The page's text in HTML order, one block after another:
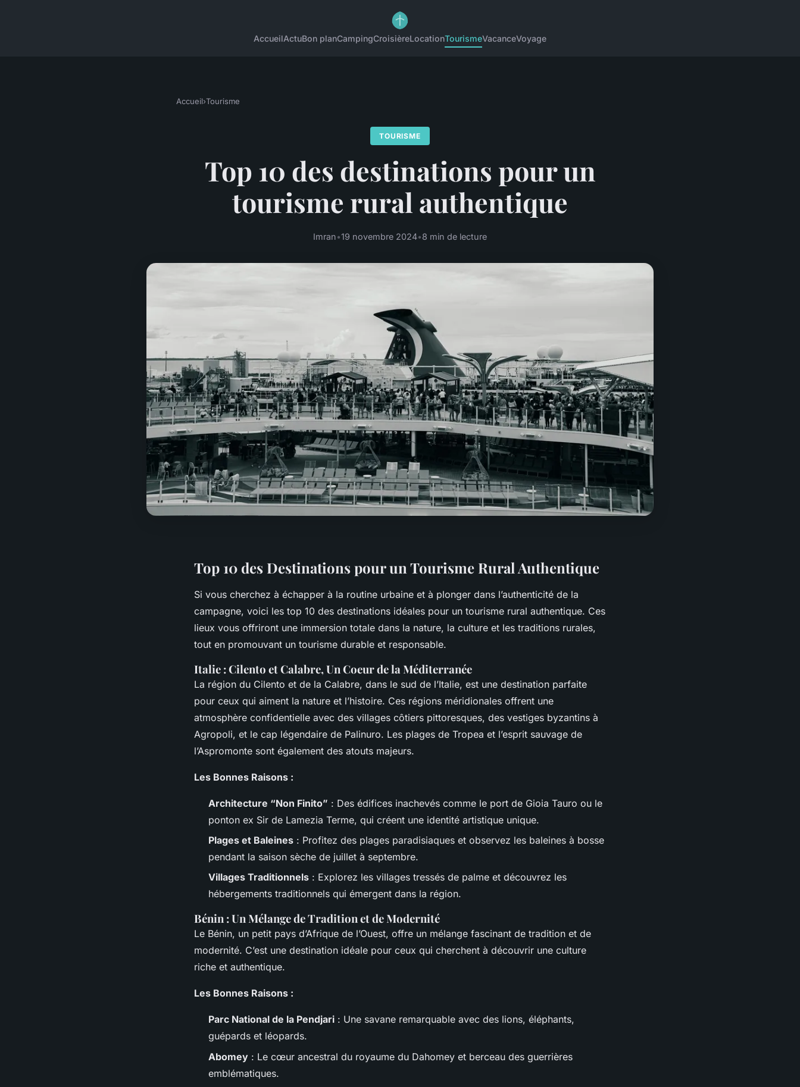
AccueilActuBon planCampingCroisièreLocationTourismeVacanceVoyage
Accueil›Tourisme
TOURISME
Top 10 des destinations pour un
tourisme rural authentique
Imran•19 novembre 2024•8 min de lecture
Top 10 des Destinations pour un Tourisme Rural Authentique
Si vous cherchez à échapper à la routine urbaine et à plonger dans l’authenticité de la
campagne, voici les top 10 des destinations idéales pour un tourisme rural authentique. Ces
lieux vous offriront une immersion totale dans la nature, la culture et les traditions rurales,
tout en promouvant un tourisme durable et responsable.
Italie : Cilento et Calabre, Un Coeur de la Méditerranée
La région du Cilento et de la Calabre, dans le sud de l’Italie, est une destination parfaite
pour ceux qui aiment la nature et l’histoire. Ces régions méridionales offrent une
atmosphère confidentielle avec des villages côtiers pittoresques, des vestiges byzantins à
Agropoli, et le cap légendaire de Palinuro. Les plages de Tropea et l’esprit sauvage de
l’Aspromonte sont également des atouts majeurs.
Les Bonnes Raisons :
Architecture “Non Finito” : Des édifices inachevés comme le port de Gioia Tauro ou le
ponton ex Sir de Lamezia Terme, qui créent une identité artistique unique.
Plages et Baleines : Profitez des plages paradisiaques et observez les baleines à bosse
pendant la saison sèche de juillet à septembre.
Villages Traditionnels : Explorez les villages tressés de palme et découvrez les
hébergements traditionnels qui émergent dans la région.
Bénin : Un Mélange de Tradition et de Modernité
Le Bénin, un petit pays d’Afrique de l’Ouest, offre un mélange fascinant de tradition et de
modernité. C’est une destination idéale pour ceux qui cherchent à découvrir une culture
riche et authentique.
Les Bonnes Raisons :
Parc National de la Pendjari : Une savane remarquable avec des lions, éléphants,
guépards et léopards.
Abomey : Le cœur ancestral du royaume du Dahomey et berceau des guerrières
emblématiques.